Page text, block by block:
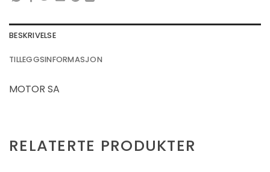
BESKRIVELSE
TILLEGGSINFORMASJON
MOTOR SA
RELATERTE PRODUKTER